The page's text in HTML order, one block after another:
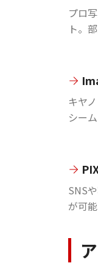
プロ
ト。
キヤ
シー
SNS
が可能